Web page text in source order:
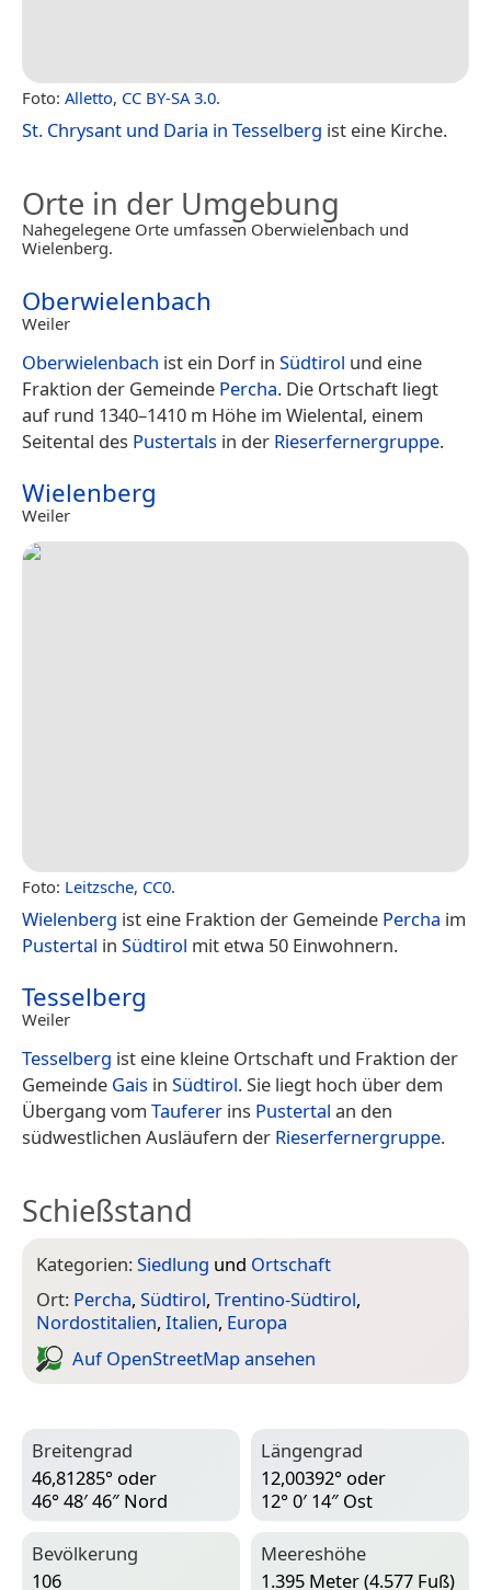
Foto: Alletto, CC BY-SA 3.0.
St. Chrysant und Daria in Tesselberg ist eine Kirche.
Orte in der Umgebung
Nahegelegene Orte umfassen Oberwielenbach und
Wielenberg.
Oberwielenbach
Weiler
Oberwielenbach ist ein Dorf in Südtirol und eine
Fraktion der Gemeinde Percha. Die Ortschaft liegt
auf rund 1340–1410 m Höhe im Wielental, einem
Seitental des Pustertals in der Rieserfernergruppe.
Wielenberg
Weiler
Foto: Leitzsche, CC0.
Wielenberg ist eine Fraktion der Gemeinde Percha im
Pustertal in Südtirol mit etwa 50 Einwohnern.
Tesselberg
Weiler
Tesselberg ist eine kleine Ortschaft und Fraktion der
Gemeinde Gais in Südtirol. Sie liegt hoch über dem
Übergang vom Tauferer ins Pustertal an den
südwestlichen Ausläufern der Rieserfernergruppe.
Schießstand
Kategorien:Siedlung und Ortschaft
Ort: Percha, Südtirol, Trentino-Südtirol,
Nordostitalien, Italien, Europa
Auf Open­Street­Map ansehen
Breitengrad
46,81285° oder
46° 48′ 46″ Nord
Längengrad
12,00392° oder
12° 0′ 14″ Ost
Bevölkerung
106
Meereshöhe
1.395 Meter (4.577 Fuß)